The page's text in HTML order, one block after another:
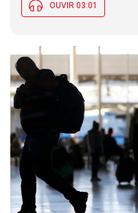
OUVIR 03:01